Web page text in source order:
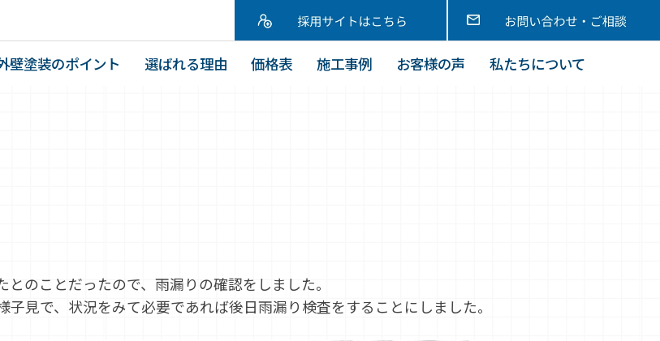
壁塗装のポイント 選ばれる理由 価格表 施工事例 お客様の声 私たちについて
のことだったので、雨漏りの確認をしました。
見で、状況をみて必要であれば後日雨漏り検査をすることにしました。